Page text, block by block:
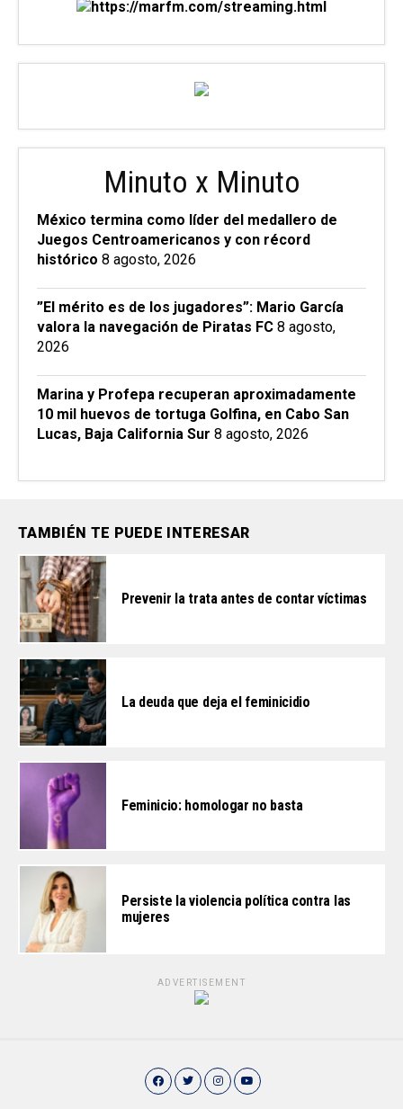
Minuto x Minuto
México termina como líder del medallero de
Juegos Centroamericanos y con récord
histórico 8 agosto, 2026
”El mérito es de los jugadores”: Mario García
valora la navegación de Piratas FC 8 agosto,
2026
Marina y Profepa recuperan aproximadamente
10 mil huevos de tortuga Golfina, en Cabo San
Lucas, Baja California Sur 8 agosto, 2026
TAMBIÉN TE PUEDE INTERESAR
Prevenir la trata antes de contar víctimas
La deuda que deja el feminicidio
Feminicio: homologar no basta
Persiste la violencia política contra las
mujeres
ADVERTISEMENT